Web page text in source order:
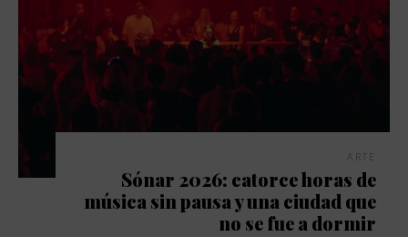
ARTE
Sónar 2026: catorce horas de
música sin pausa y una ciudad que
no se fue a dormir